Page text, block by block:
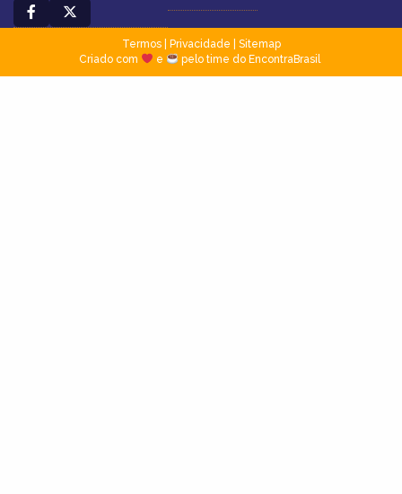
Termos| Privacidade
Sitemap
Criado com
e pelo time do EncontraBrasil